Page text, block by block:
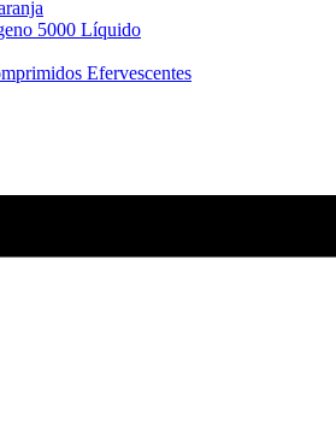
5000 Líquido
Efervescentes